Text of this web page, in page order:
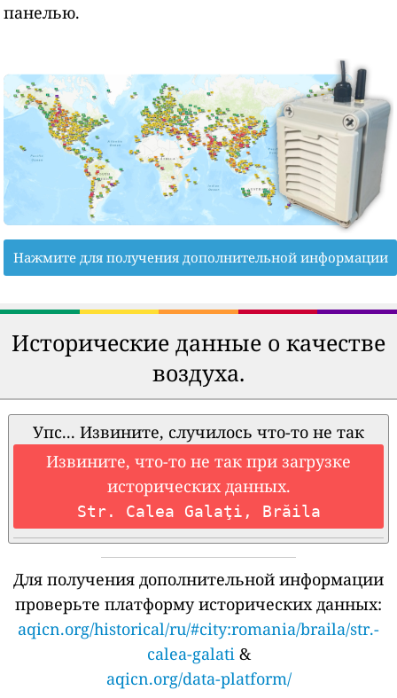
панелью.
Нажмите для получения дополнительной информации
Исторические данные о качестве
воздуха.
Упс... Извините, случилось что-то не так
Извините, что-то не так при загрузке
исторических данных.
Str. Calea Galaţi, Brăila
Для получения дополнительной информации
проверьте платформу исторических данных:
aqicn.org/historical/ru/#city:romania/braila/str.-
calea-galati&
aqicn.org/data-platform/